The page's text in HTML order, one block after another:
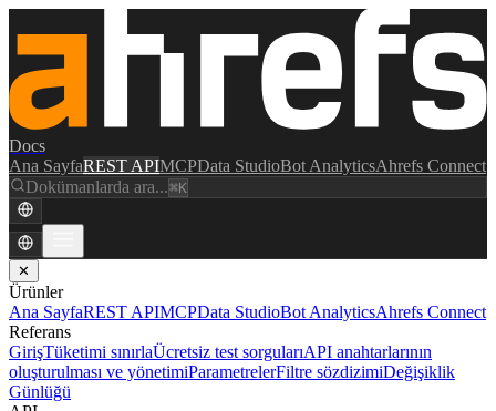
Docs
Ana SayfaREST APIMCPData StudioBot AnalyticsAhrefs Connect
Dokümanlarda ara...⌘K
✕
Ürünler
Ana SayfaREST APIMCPData StudioBot AnalyticsAhrefs Connect
Referans
GirişTüketimi sınırlaÜcretsiz test sorgularıAPI anahtarlarının
oluşturulması ve yönetimiParametrelerFiltre sözdizimiDeğişiklik
Günlüğü